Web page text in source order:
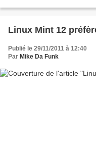
Linux Mint 12
Publié le 29/11/2011 à 12:40
Par Mike Da Funk